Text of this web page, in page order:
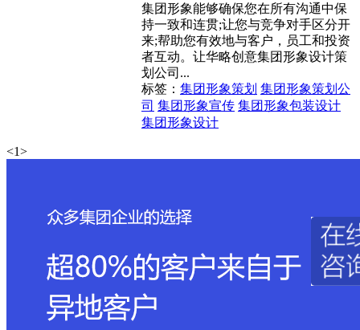
集团形象能够确保您在所有沟通中保
持一致和连贯;让您与竞争对手区分开
来;帮助您有效地与客户，员工和投资
者互动。让华略创意集团形象设计策
划公司...
标签： 集团形象策划 集团形象策划公
司 集团形象宣传 集团形象包装设计
集团形象设计
<1>